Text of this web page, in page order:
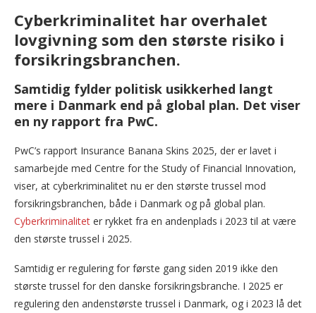
Cyberkriminalitet har overhalet
lovgivning som den største risiko i
forsikringsbranchen.
Samtidig fylder politisk usikkerhed langt
mere i Danmark end på global plan. Det viser
en ny rapport fra PwC.
PwC’s rapport Insurance Banana Skins 2025, der er lavet i
samarbejde med Centre for the Study of Financial Innovation,
viser, at cyberkriminalitet nu er den største trussel mod
forsikringsbranchen, både i Danmark og på global plan.
Cyberkriminalitet er rykket fra en andenplads i 2023 til at være
den største trussel i 2025.
Samtidig er regulering for første gang siden 2019 ikke den
største trussel for den danske forsikringsbranche. I 2025 er
regulering den andenstørste trussel i Danmark, og i 2023 lå det